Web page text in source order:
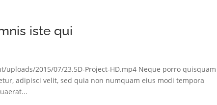
iste qui
2015/07/23.5D-Project-HD.mp4 Neque porro
adipisci velit, sed quia non numquam eius modi tempora